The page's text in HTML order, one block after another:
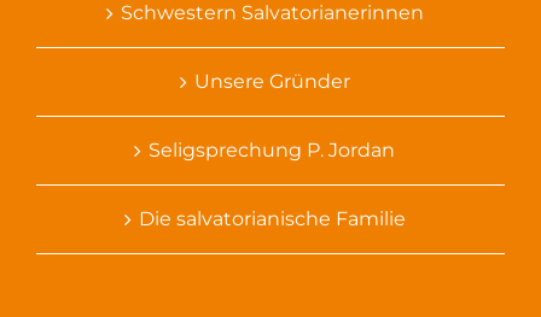
Schwestern Salvatorianerinnen
Unsere Gründer
Seligsprechung P. Jordan
Die salvatorianische Familie